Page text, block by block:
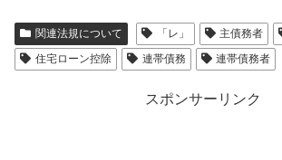
関連法規について 「レ」 主債務者
住宅ローン控除
連帯債務 連帯債務者
スポンサーリンク